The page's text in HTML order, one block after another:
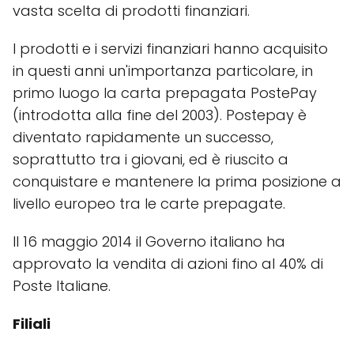
vasta scelta di prodotti finanziari.
I prodotti e i servizi finanziari hanno acquisito
in questi anni un'importanza particolare, in
primo luogo la carta prepagata PostePay
(introdotta alla fine del 2003). Postepay è
diventato rapidamente un successo,
soprattutto tra i giovani, ed è riuscito a
conquistare e mantenere la prima posizione a
livello europeo tra le carte prepagate.
Il 16 maggio 2014 il Governo italiano ha
approvato la vendita di azioni fino al 40% di
Poste Italiane.
Filiali